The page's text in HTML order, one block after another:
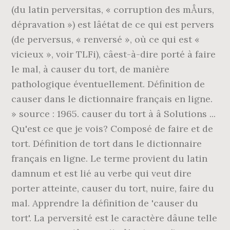
(du latin perversitas, « corruption des mÅurs,
dépravation ») est lâétat de ce qui est pervers
(de perversus, « renversé », où ce qui est «
vicieux », voir TLFi), câest-à-dire porté à faire
le mal, à causer du tort, de manière
pathologique éventuellement. Définition de
causer dans le dictionnaire français en ligne.
» source : 1965. causer du tort à â Solutions ...
Qu'est ce que je vois? Composé de faire et de
tort. Définition de tort dans le dictionnaire
français en ligne. Le terme provient du latin
damnum et est lié au verbe qui veut dire
porter atteinte, causer du tort, nuire, faire du
mal. Apprendre la définition de 'causer du
tort'. La perversité est le caractère dâune telle